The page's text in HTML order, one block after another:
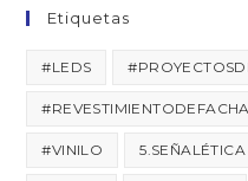
Etiquetas
#LEDS
#VINILO 5.SEÑALÉTICA